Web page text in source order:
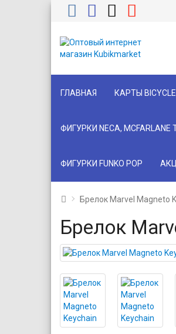
ГЛАВНАЯ КАРТЫ BICYCLE
ФИГУРКИ NECA, MCFARLANE
ФИГУРКИ FUNKO POP
Брелок Marvel Magneto
Брелок